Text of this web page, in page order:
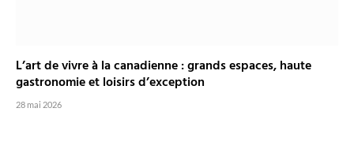
L’art de vivre à la canadienne : grands espaces, haute
gastronomie et loisirs d’exception
28 mai 2026